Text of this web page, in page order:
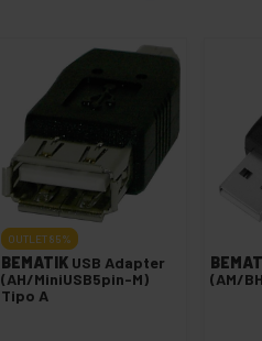
OUTLET85%
BEMATIK USB Adapter
(AH/MiniUSB5pin-M)
Tipo A
(AM/